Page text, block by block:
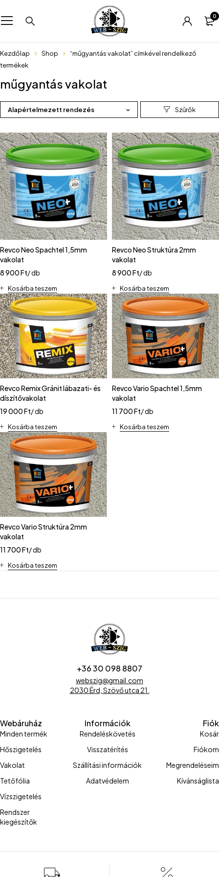
0
Kezdőlap Shop
“műgyantás vakolat” címkével rendelkező
termékek
műgyantás vakolat
Alapértelmezett rendezés
Revco Neo Spachtel 1,5mm
vakolat
8 900Ft/ db
Kosárba teszem
Revco Neo Struktúra 2mm
vakolat
8 900Ft/ db
Kosárba teszem
Revco Remix Gránit lábazati- és
díszítővakolat
19 000Ft/ db
Kosárba teszem
Revco Vario Spachtel 1,5mm
vakolat
11 700Ft/ db
Kosárba teszem
Revco Vario Struktúra 2mm
vakolat
11 700Ft/ db
Kosárba teszem
+36 30 098 8807
webszig@gmail.com
2030 Érd, Szövő utca 21.
Webáruház
Minden termék
Hőszigetelés
Vakolat
Tetőfólia
Vízszigetelés
Rendszer
kiegészítők
Információk
Rendeléskövetés
Visszatérítés
Szállítási információk
Adatvédelem
Fiók
Kosár
Fiókom
Megrendeléseim
Kívánságlista